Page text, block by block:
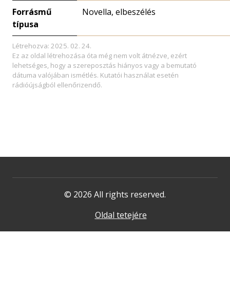
Forrásmű
típusa
Novella, elbeszélés
Létrehozva: 2025. 02. 24.
Ez az oldal létrehozása óta még nem volt átnézve, ezért
lehetséges, hogy a szereposztás hiányos vagy a bemutató
dátuma valójában ismétlés. Kutatói használat esetén
rádióújságból ellenőrizendő.
© 2026 All rights reserved.
Oldal tetejére